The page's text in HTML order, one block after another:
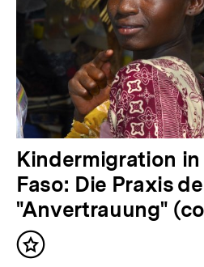
Kindermigration
Faso: Die Praxis
"Anvertrauung"
Inhalt